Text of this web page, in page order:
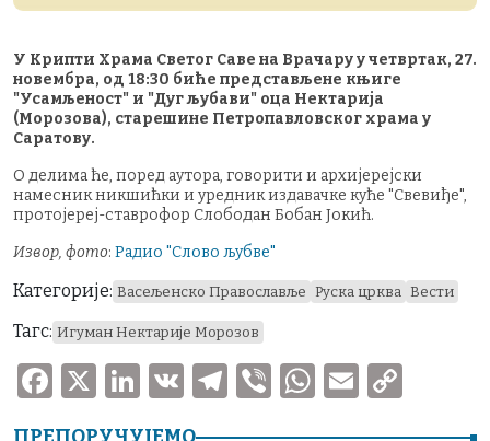
У Крипти Храма Светог Саве на Врачару у четвртак, 27.
новембра, од 18:30 биће представљене књиге
"Усамљеност" и "Дуг љубави" оца Нектарија
(Морозова), старешине Петропавловског храма у
Саратову.
О делима ће, поред аутора, говорити и архијерејски
намесник никшићки и уредник издавачке куће "Свевиђе",
протојереј-ставрофор Слободан Бобан Јокић.
Извор, фото: Радио "Cлово љубве"
Категорије: Васељенско Православље Руска црква Вести
Тагс: Игуман Нектарије Морозов
F
X
Li V
T
V
W E